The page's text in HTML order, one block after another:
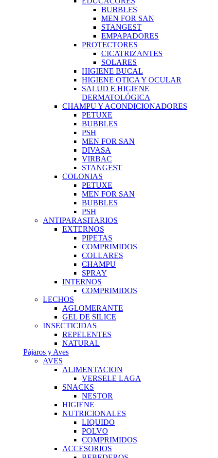
BUBBLES
MEN FOR SAN
STANGEST
EMPAPADORES
PROTECTORES
CICATRIZANTES
SOLARES
HIGIENE BUCAL
HIGIENE OTICA Y OCULAR
SALUD E HIGIENE
DERMATOLÓGICA
CHAMPU Y ACONDICIONADORES
PETUXE
BUBBLES
PSH
MEN FOR SAN
DIVASA
VIRBAC
STANGEST
COLONIAS
PETUXE
MEN FOR SAN
BUBBLES
PSH
ANTIPARASITARIOS
EXTERNOS
PIPETAS
COMPRIMIDOS
COLLARES
CHAMPU
SPRAY
INTERNOS
COMPRIMIDOS
LECHOS
AGLOMERANTE
GEL DE SILICE
INSECTICIDAS
REPELENTES
NATURAL
Pájaros y Aves
AVES
ALIMENTACION
VERSELE LAGA
SNACKS
NESTOR
HIGIENE
NUTRICIONALES
LIQUIDO
POLVO
COMPRIMIDOS
ACCESORIOS